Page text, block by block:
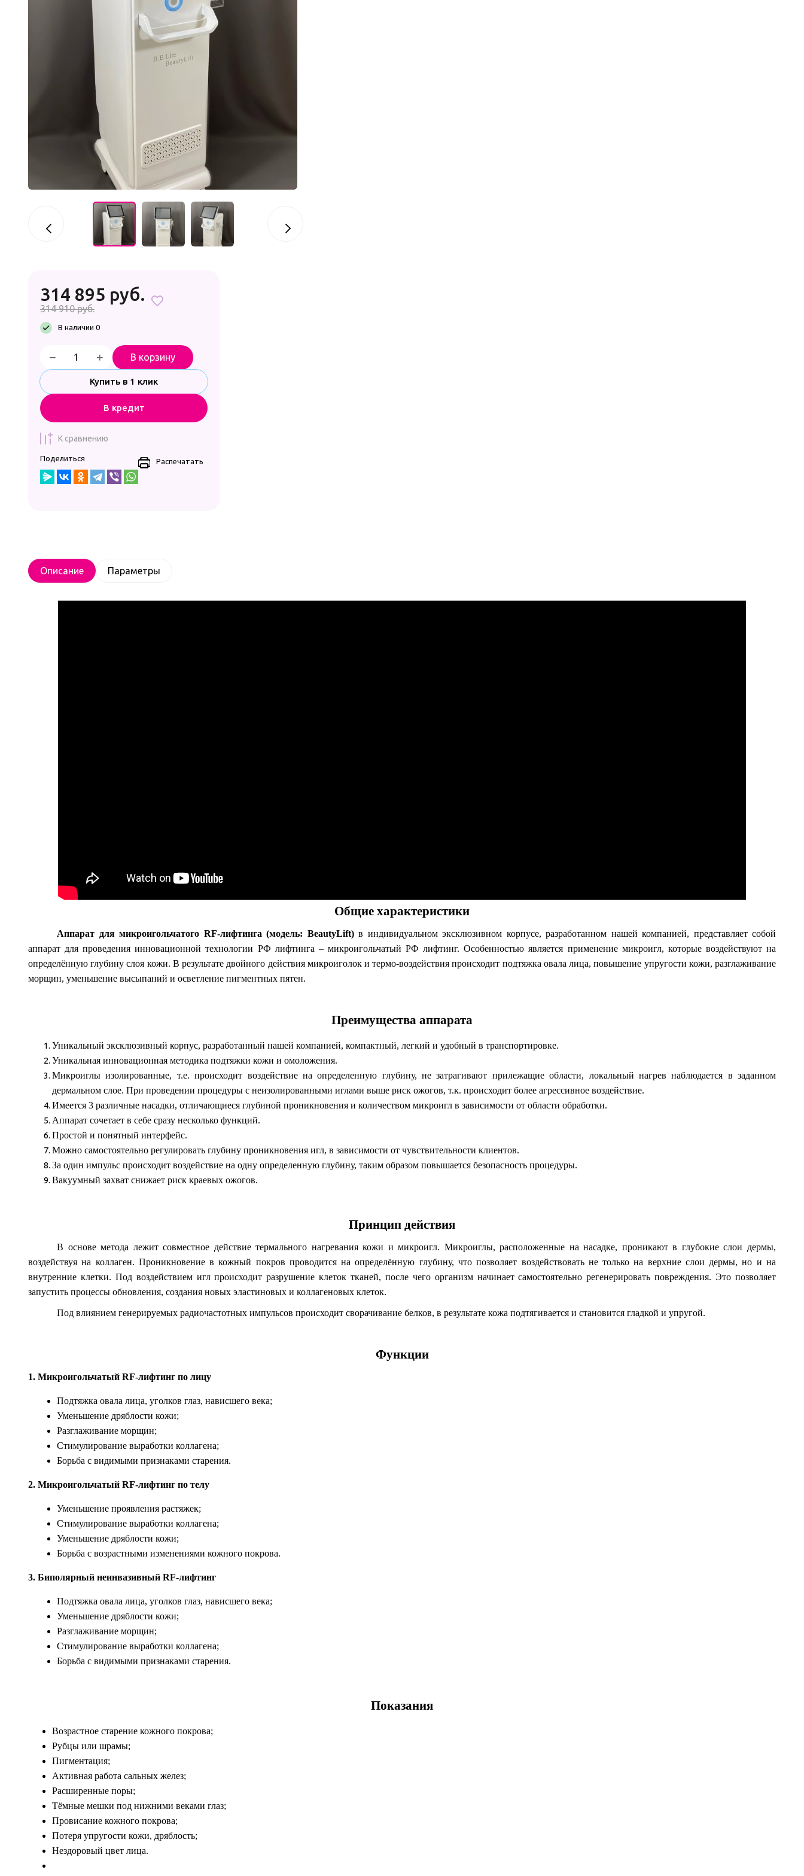
314 895 руб.
314 910руб.
В наличии 0
− + В корзину
Купить в 1 клик
В кредит
К сравнению
Поделиться Распечатать
Описание Параметры
Общие характеристики
Аппарат для микроигольчатого RF-лифтинга (модель: BeautyLift)в индивидуальном эксклюзивном корпусе, разработанном нашей компанией, представляет собой
аппарат для проведения инновационной технологии РФ лифтинга – микроигольчатый РФ лифтинг. Особенностью является применение микроигл, которые воздействуют на
определённую глубину слоя кожи. В результате двойного действия микроиголок и термо-воздействия происходит подтяжка овала лица, повышение упругости кожи, разглаживание
морщин, уменьшение высыпаний и осветление пигментных пятен.
Преимущества аппарата
Уникальный эксклюзивный корпус, разработанный нашей компанией, компактный, легкий и удобный в транспортировке.
Уникальная инновационная методика подтяжки кожи и омоложения.
Микроиглы изолированные, т.е. происходит воздействие на определенную глубину, не затрагивают прилежащие области, локальный нагрев наблюдается в заданном
дермальном слое. При проведении процедуры с неизолированными иглами выше риск ожогов, т.к. происходит более агрессивное воздействие.
Имеется 3 различные насадки, отличающиеся глубиной проникновения и количеством микроигл в зависимости от области обработки.
Аппарат сочетает в себе сразу несколько функций.
Простой и понятный интерфейс.
Можно самостоятельно регулировать глубину проникновения игл, в зависимости от чувствительности клиентов.
За один импульс происходит воздействие на одну определенную глубину, таким образом повышается безопасность процедуры.
Вакуумный захват снижает риск краевых ожогов.
Принцип действия
В основе метода лежит совместное действие термального нагревания кожи и микроигл. Микроиглы, расположенные на насадке, проникают в глубокие слои дермы,
воздействуя на коллаген. Проникновение в кожный покров проводится на определённую глубину, что позволяет воздействовать не только на верхние слои дермы, но и на
внутренние клетки. Под воздействием игл происходит разрушение клеток тканей, после чего организм начинает самостоятельно регенерировать повреждения. Это позволяет
запустить процессы обновления, создания новых эластиновых и коллагеновых клеток.
Под влиянием генерируемых радиочастотных импульсов происходит сворачивание белков, в результате кожа подтягивается и становится гладкой и упругой.
Функции
1. Микроигольчатый RF-лифтинг по лицу
Подтяжка овала лица, уголков глаз, нависшего века;
Уменьшение дряблости кожи;
Разглаживание морщин;
Стимулирование выработки коллагена;
Борьба с видимыми признаками старения.
2. Микроигольчатый RF-лифтинг по телу
Уменьшение проявления растяжек;
Стимулирование выработки коллагена;
Уменьшение дряблости кожи;
Борьба с возрастными изменениями кожного покрова.
3. Биполярный неинвазивный RF-лифтинг
Подтяжка овала лица, уголков глаз, нависшего века;
Уменьшение дряблости кожи;
Разглаживание морщин;
Стимулирование выработки коллагена;
Борьба с видимыми признаками старения.
Показания
Возрастное старение кожного покрова;
Рубцы или шрамы;
Пигментация;
Активная работа сальных желез;
Расширенные поры;
Тёмные мешки под нижними веками глаз;
Провисание кожного покрова;
Потеря упругости кожи, дряблость;
Нездоровый цвет лица.